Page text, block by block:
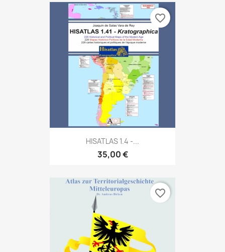
HISATLAS 1.4 -...
35,00 €
favorite_border
favorite_border